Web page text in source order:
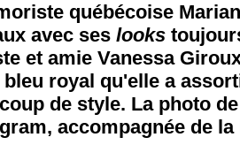
québécoise
avec ses looks
et amie Vanessa
royal qu'elle a
de style. La photo
accompagnée de